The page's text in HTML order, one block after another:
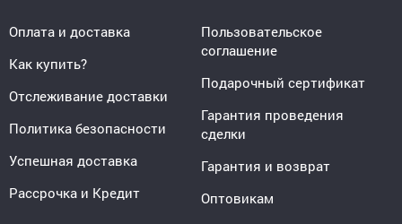
Оплата и доставка
Как купить?
Отслеживание доставки
Политика безопасности
Успешная доставка
Рассрочка и Кредит
Пользовательское
соглашение
Подарочный сертификат
Гарантия проведения
сделки
Гарантия и возврат
Оптовикам